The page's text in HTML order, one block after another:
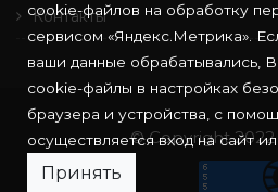
Контакты
© Copyright 2022
cookie-файлов на обработку
сервисом «Яндекс.Метрика».
ваши данные обрабатывались,
cookie-файлы в настройках
браузера и устройства, с
осуществляется вход на сайт
Принять